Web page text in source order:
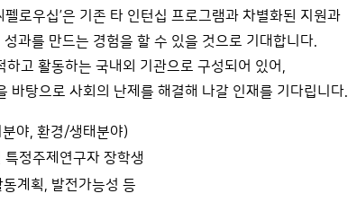
로우십’은 기존 타 인턴십 프로그램과 차별화된 지원과
과를 만드는 경험을 할 수 있을 것으로 기대합니다.
고 활동하는 국내외 기관으로 구성되어 있어,
바탕으로 사회의 난제를 해결해 나갈 인재를 기다립니다.
야, 환경/생태분야)
정주제연구자 장학생
계획, 발전가능성 등